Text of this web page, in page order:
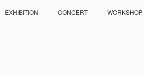
EXHIBITION CONCERT WORKSHOP